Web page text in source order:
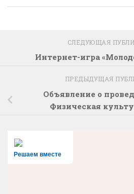
СЛЕДУЮЩАЯ
Интернет-игра
ПРЕДЫДУЩАЯ
Объявление о
Физическая
Решаем вместе